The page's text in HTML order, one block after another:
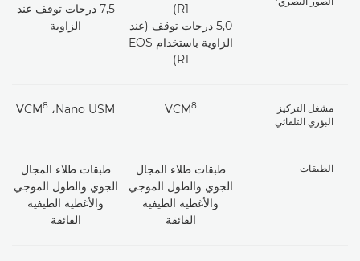
R1)
5,0 درجات توقف (عند
الزاوية باستخدام EOS
R1)
7,5 درجات توقف عند
الزاوية
مشغل التركيز
البؤري التلقائي
VCM8 Nano USM،‏ VCM 8
الطبقات
طبقات طلاء المجال
الجوي والطول الموجي
والأغطية الطيفية
الفائقة
طبقات طلاء المجال
الجوي والطول الموجي
والأغطية الطيفية
الفائقة